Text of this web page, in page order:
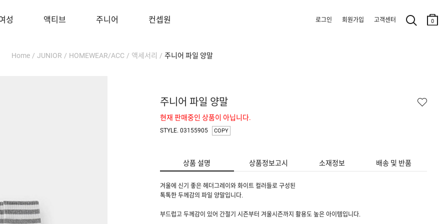
성 액티브 주니어 컨셉원 로그인 회원가입 고객센터 0
Home / JUNIOR / HOMEWEAR/ACC / 액세서리 / 주니어 파일 양말
주니어 파일 양말
현재 판매중인 상품이 아닙니다.
STYLE. 03155905 COPY
상품 설명 상품정보고시 소재정보 배송 및 반품
겨울에 신기 좋은 헤더그레이와 화이트 컬러들로 구성된
톡톡한 두께감의 파일 양말입니다.
부드럽고 두께감이 있어 간절기 시즌부터 겨울시즌까지 활용도 높은 아이템입니다.